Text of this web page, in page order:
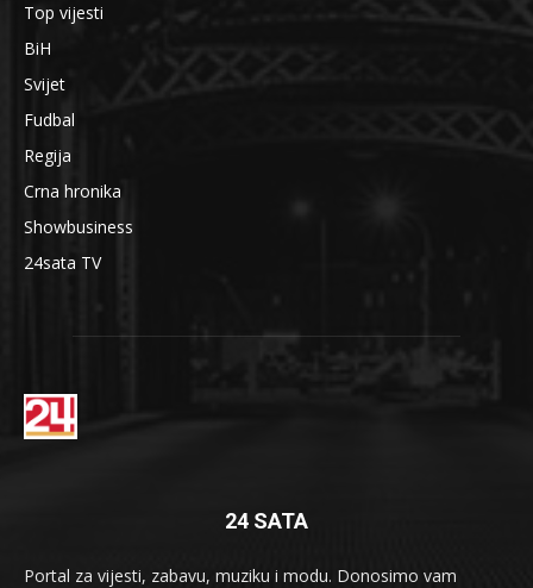
Top vijesti
BiH
Svijet
Fudbal
Regija
Crna hronika
Showbusiness
24sata TV
24 SATA
Portal za vijesti, zabavu, muziku i modu. Donosimo vam